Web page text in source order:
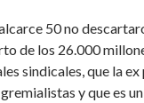
50 no
de los 26.000
sindicales, que la
y que es